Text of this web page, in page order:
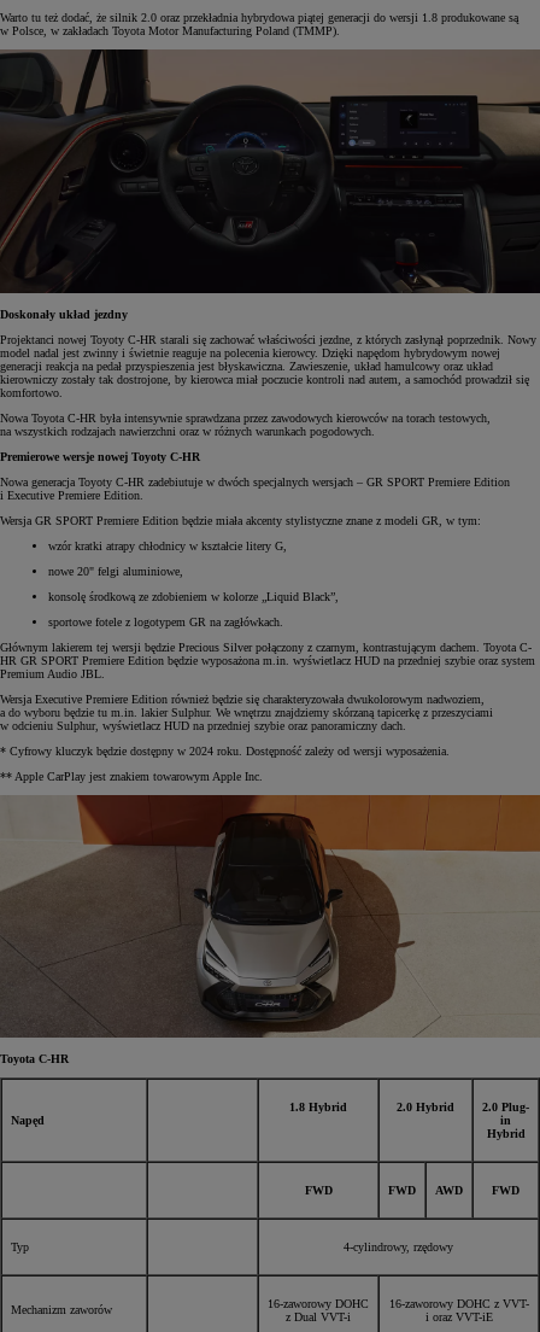
Warto tu też dodać, że silnik 2.0 oraz przekładnia hybrydowa piątej generacji do wersji 1.8 produkowane są
w Polsce, w zakładach Toyota Motor Manufacturing Poland (TMMP).
Doskonały układ jezdny
Projektanci nowej Toyoty C-HR starali się zachować właściwości jezdne, z których zasłynął poprzednik. Nowy
model nadal jest zwinny i świetnie reaguje na polecenia kierowcy. Dzięki napędom hybrydowym nowej
generacji reakcja na pedał przyspieszenia jest błyskawiczna. Zawieszenie, układ hamulcowy oraz układ
kierowniczy zostały tak dostrojone, by kierowca miał poczucie kontroli nad autem, a samochód prowadził się
komfortowo.
Nowa Toyota C-HR była intensywnie sprawdzana przez zawodowych kierowców na torach testowych,
na wszystkich rodzajach nawierzchni oraz w różnych warunkach pogodowych.
Premierowe wersje nowej Toyoty C-HR
Nowa generacja Toyoty C-HR zadebiutuje w dwóch specjalnych wersjach – GR SPORT Premiere Edition
i Executive Premiere Edition.
Wersja GR SPORT Premiere Edition będzie miała akcenty stylistyczne znane z modeli GR, w tym:
wzór kratki atrapy chłodnicy w kształcie litery G,
nowe 20" felgi aluminiowe,
konsolę środkową ze zdobieniem w kolorze „Liquid Black”,
sportowe fotele z logotypem GR na zagłówkach.
Głównym lakierem tej wersji będzie Precious Silver połączony z czarnym, kontrastującym dachem. Toyota C-
HR GR SPORT Premiere Edition będzie wyposażona m.in. wyświetlacz HUD na przedniej szybie oraz system
Premium Audio JBL.
Wersja Executive Premiere Edition również będzie się charakteryzowała dwukolorowym nadwoziem,
a do wyboru będzie tu m.in. lakier Sulphur. We wnętrzu znajdziemy skórzaną tapicerkę z przeszyciami
w odcieniu Sulphur, wyświetlacz HUD na przedniej szybie oraz panoramiczny dach.
* Cyfrowy kluczyk będzie dostępny w 2024 roku. Dostępność zależy od wersji wyposażenia.
** Apple CarPlay jest znakiem towarowym Apple Inc.
Toyota C-HR
Napęd
1.8 Hybrid 2.0 Hybrid
2.0 Plug-
in
Hybrid
FWD FWD AWD FWD
Typ 4-cylindrowy, rzędowy
Mechanizm zaworów
16-zaworowy DOHC
z Dual VVT-i
16-zaworowy DOHC z VVT-
i oraz VVT-iE